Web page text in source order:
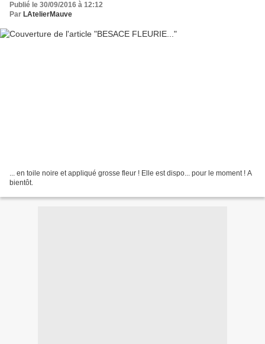
Publié le 30/09/2016 à 12:12
Par LAtelierMauve
... en toile noire et appliqué grosse fleur ! Elle est dispo... pour le moment ! A
bientôt.